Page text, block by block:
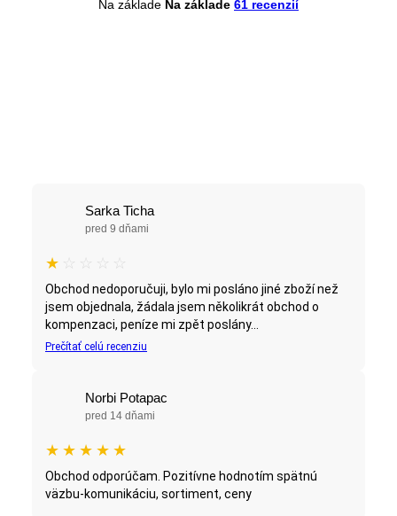
Na základe Na základe 61 recenzií
Sarka Ticha
pred 9 dňami
★ ☆ ☆ ☆ ☆
Obchod nedoporučuji, bylo mi posláno jiné zboží než
jsem objednala, žádala jsem několikrát obchod o
kompenzaci, peníze mi zpět poslány...
Prečítať celú recenziu
Norbi Potapac
pred 14 dňami
★ ★ ★ ★ ★
Obchod odporúčam. Pozitívne hodnotím spätnú
väzbu-komunikáciu, sortiment, ceny